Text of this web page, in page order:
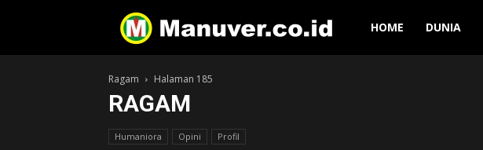
Manuver
HOME DUNIA
Ragam Halaman 185
RAGAM
Humaniora Opini Profil